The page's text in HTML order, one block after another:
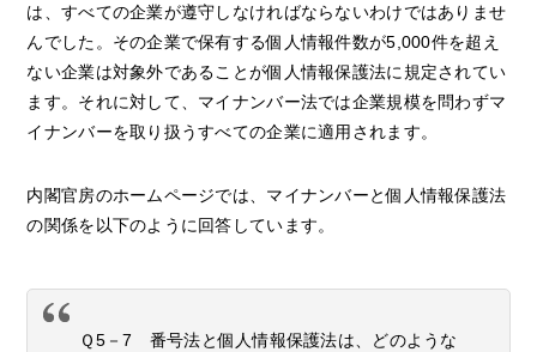
は、すべての企業が遵守しなければならないわけではありませ
んでした。その企業で保有する個人情報件数が5,000件を超え
ない企業は対象外であることが個人情報保護法に規定されてい
ます。それに対して、マイナンバー法では企業規模を問わずマ
イナンバーを取り扱うすべての企業に適用されます。
内閣官房のホームページでは、マイナンバーと個人情報保護法
の関係を以下のように回答しています。
Ｑ5－7 番号法と個人情報保護法は、どのような